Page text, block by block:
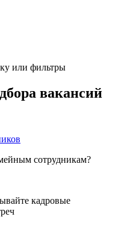
или фильтры
вакансий
сотрудникам?
кадровые